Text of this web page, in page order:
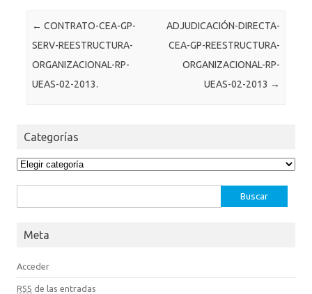
Post navigation
← CONTRATO-CEA-GP-
SERV-REESTRUCTURA-
ORGANIZACIONAL-RP-
UEAS-02-2013.
ADJUDICACIÓN-DIRECTA-
CEA-GP-REESTRUCTURA-
ORGANIZACIONAL-RP-
UEAS-02-2013 →
Categorías
Categorías
Meta
Acceder
RSS de las entradas